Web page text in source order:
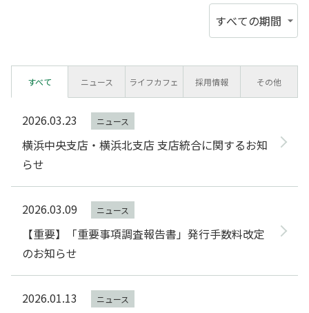
ナイスオールライフサービス
お住まいの売買、賃貸のご相談
お住まいのマンション管理に関するご質問、ご相談
個人情報保護方針
カスタマーハラスメントに対する基本方針
すべて ニュース ライフカフェ 採用情報 その他
2026.03.23 ニュース
横浜中央支店・横浜北支店 支店統合に関するお知
らせ
2026.03.09 ニュース
【重要】「重要事項調査報告書」発行手数料改定
のお知らせ
2026.01.13 ニュース